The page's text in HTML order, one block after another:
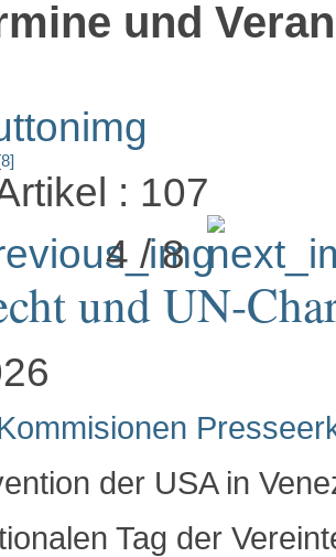
und
: 107
4 / 8
und UN-
der USA in
Tag der